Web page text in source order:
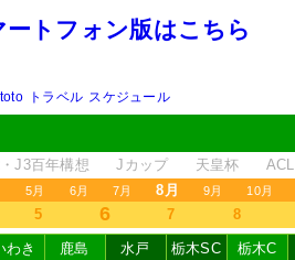
ートフォン版はこちら
toto トラベル スケジュール
J3百年構想 Jカップ 天皇杯 ACL
5月 6月 7月 8月 9月 10月
5 6 7 8
わき 鹿島 水戸 栃木SC 栃木C